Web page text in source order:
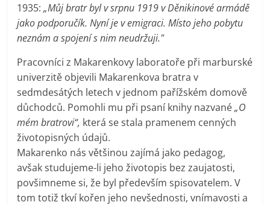
1935:„Můj bratr byl v srpnu 1919 v Děnikinové armádě
jako podporučík. Nyní je v emigraci. Místo jeho pobytu
neznám a spojení s nim neudržuji."
Pracovníci z Makarenkovy laboratoře při marburské
univerzitě objevili Makarenkova bratra v
sedmdesátých letech v jednom pařížském domově
důchodců. Pomohli mu při psaní knihy nazvané„O
mém bratrovi“, která se stala pramenem cenných
životopisných údajů.
Makarenko nás většinou zajímá jako pedagog,
avšak studujeme-li jeho životopis bez zaujatosti,
povšimneme si, že byl především spisovatelem. V
tom totiž tkví kořen jeho nevšednosti, vnímavosti a